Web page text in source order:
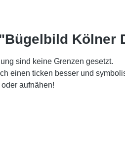
Kölner
sind keine Grenzen gesetzt.
einen ticken besser und
aufnähen!